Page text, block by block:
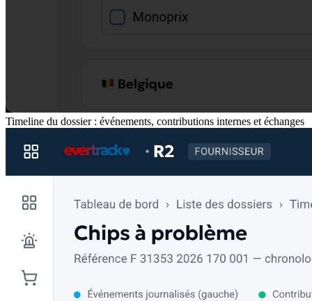
Timeline du dossier : événements, contributions internes et échanges